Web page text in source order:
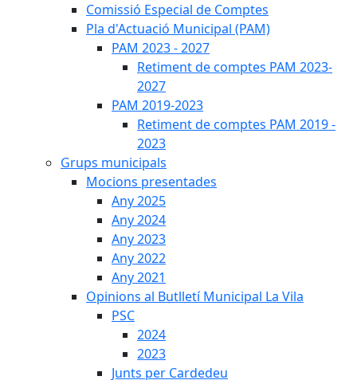
Comissió Especial de Comptes
Pla d'Actuació Municipal (PAM)
PAM 2023 - 2027
Retiment de comptes PAM 2023-
2027
PAM 2019-2023
Retiment de comptes PAM 2019 -
2023
Grups municipals
Mocions presentades
Any 2025
Any 2024
Any 2023
Any 2022
Any 2021
Opinions al Butlletí Municipal La Vila
PSC
2024
2023
Junts per Cardedeu